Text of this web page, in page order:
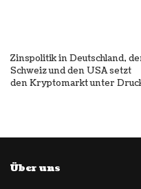
Zinspolitik in Deutschland,
Schweiz und den USA setzt
den Kryptomarkt unter
Über uns